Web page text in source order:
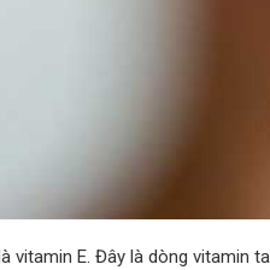
vitamin E. Đây là dòng vitamin